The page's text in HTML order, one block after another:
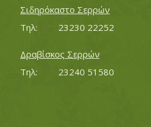
Σιδηρόκαστο Σερρών
Τηλ:		23230 22252
Δραβίσκος Σερρών
Τηλ:		23240 51580